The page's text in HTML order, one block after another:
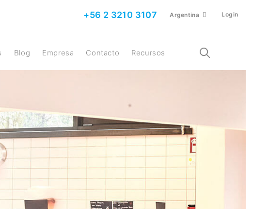
+56 2 3210 3107 Argentina Login
Blog Empresa Contacto Recursos